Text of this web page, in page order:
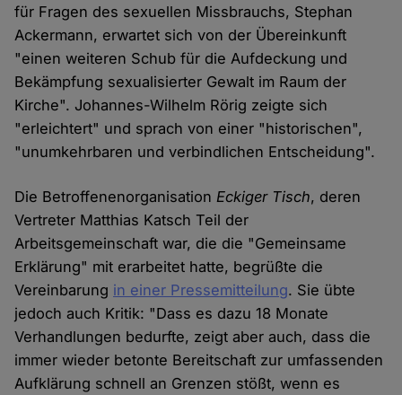
für Fragen des sexuellen Missbrauchs, Stephan
Ackermann, erwartet sich von der Übereinkunft
"einen weiteren Schub für die Aufdeckung und
Bekämpfung sexualisierter Gewalt im Raum der
Kirche". Johannes-Wilhelm Rörig zeigte sich
"erleichtert" und sprach von einer "historischen",
"unumkehrbaren und verbindlichen Entscheidung".
Die BetroffenenorganisationEckiger Tisch, deren
Vertreter Matthias Katsch Teil der
Arbeitsgemeinschaft war, die die "Gemeinsame
Erklärung" mit erarbeitet hatte, begrüßte die
Vereinbarung in einer Pressemitteilung. Sie übte
jedoch auch Kritik: "Dass es dazu 18 Monate
Verhandlungen bedurfte, zeigt aber auch, dass die
immer wieder betonte Bereitschaft zur umfassenden
Aufklärung schnell an Grenzen stößt, wenn es